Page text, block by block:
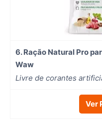
6. Ração Natural Pro
Waw
Livre de corantes
Ver